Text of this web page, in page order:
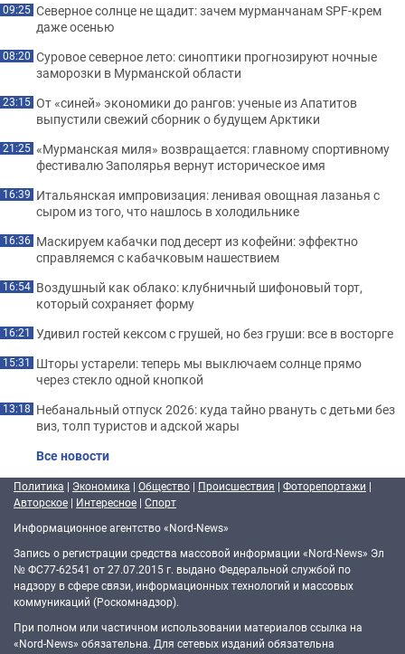
09:25 Северное солнце не щадит: зачем мурманчанам SPF-крем
даже осенью
08:20 Суровое северное лето: синоптики прогнозируют ночные
заморозки в Мурманской области
23:15 От «синей» экономики до рангов: ученые из Апатитов
выпустили свежий сборник о будущем Арктики
21:25 «Мурманская миля» возвращается: главному спортивному
фестивалю Заполярья вернут историческое имя
16:39 Итальянская импровизация: ленивая овощная лазанья с
сыром из того, что нашлось в холодильнике
16:36 Маскируем кабачки под десерт из кофейни: эффектно
справляемся с кабачковым нашествием
16:54 Воздушный как облако: клубничный шифоновый торт,
который сохраняет форму
16:21 Удивил гостей кексом с грушей, но без груши: все в восторге
15:31 Шторы устарели: теперь мы выключаем солнце прямо
через стекло одной кнопкой
13:18 Небанальный отпуск 2026: куда тайно рвануть с детьми без
виз, толп туристов и адской жары
Все новости
Политика | Экономика | Общество | Происшествия | Фоторепортажи |
Авторское | Интересное | Спорт
Информационное агентство «Nord-News»
Запись о регистрации средства массовой информации «Nord-News» Эл
№ ФС77-62541 от 27.07.2015 г. выдано Федеральной службой по
надзору в сфере связи, информационных технологий и массовых
коммуникаций (Роскомнадзор).
При полном или частичном использовании материалов ссылка на
«Nord-News» обязательна. Для сетевых изданий обязательна